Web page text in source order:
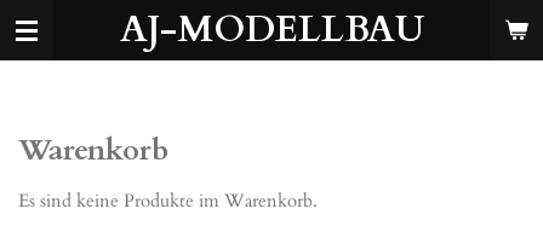
Zum
AJ-MODELLBAU
Warenkorb
Es sind keine Produkte im Warenkorb.